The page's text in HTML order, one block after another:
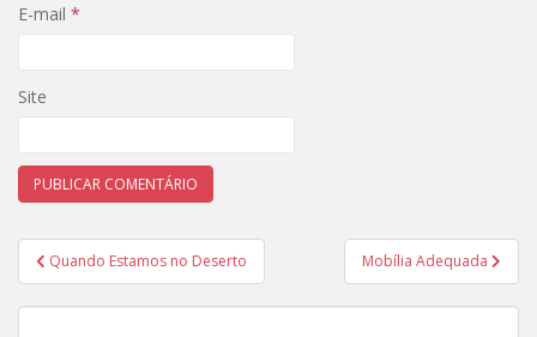
E-mail *
Site
Navegação
de
Post
Quando Estamos no Deserto Mobília Adequada